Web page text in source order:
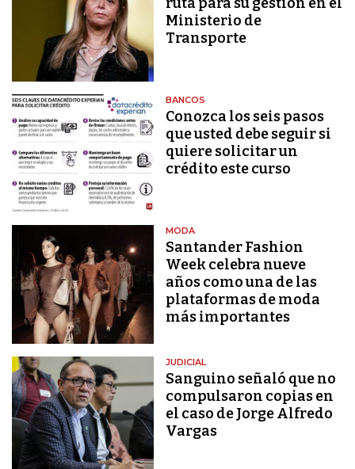
Ministerio de
Transporte
BANCOS
Conozca los seis pasos
que usted debe seguir si
quiere solicitar un
crédito este curso
MODA
Santander Fashion
Week celebra nueve
años como una de las
plataformas de moda
más importantes
JUDICIAL
Sanguino señaló que no
compulsaron copias en
el caso de Jorge Alfredo
Vargas